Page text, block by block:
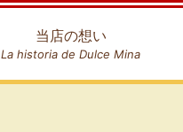
当店の想い
La historia de Dulce Mina